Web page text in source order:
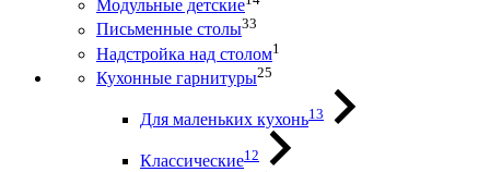
Модульные детские
Письменные столы33
Надстройка над столом1
Кухонные гарнитуры25
Для маленьких кухонь13
Классические12